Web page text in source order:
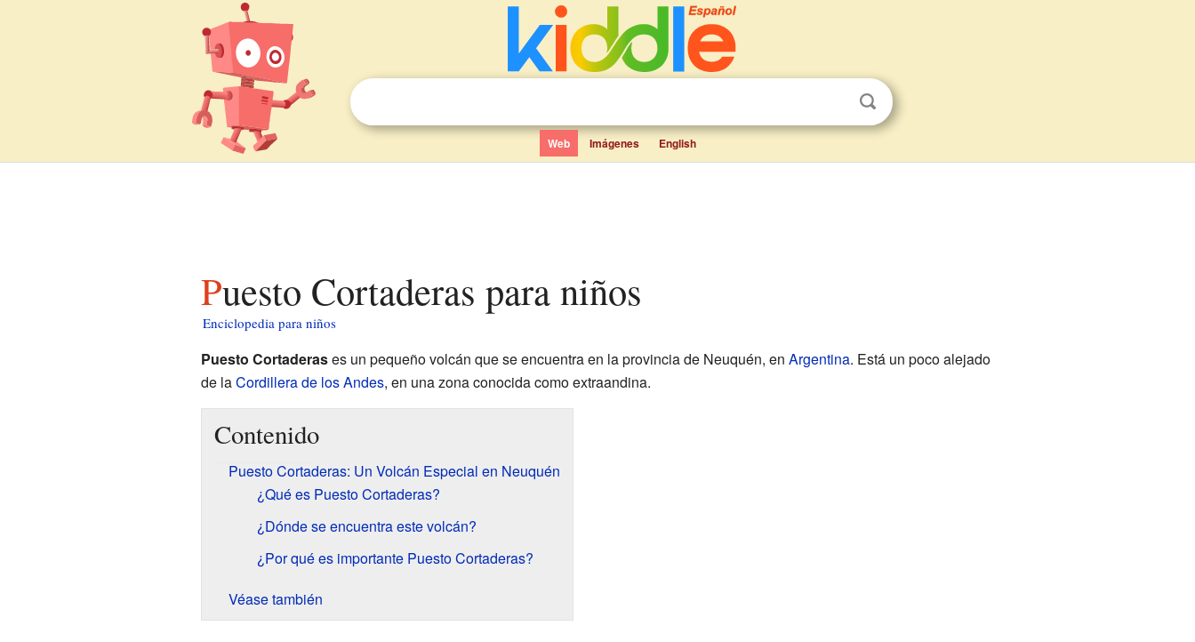
Web Imágenes English
Puesto Cortaderas para niños
Enciclopedia para niños
Puesto Cortaderases un pequeño volcán que se encuentra en la provincia de Neuquén, en Argentina. Está un poco alejado
de laCordillera de los Andes, en una zona conocida como extraandina.
Contenido
Puesto Cortaderas: Un Volcán Especial en Neuquén
¿Qué es Puesto Cortaderas?
¿Dónde se encuentra este volcán?
¿Por qué es importante Puesto Cortaderas?
Véase también